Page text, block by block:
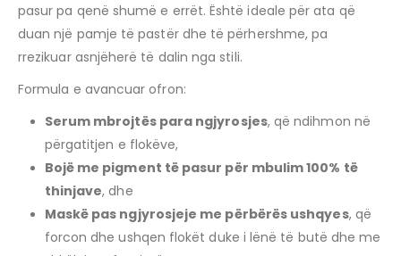
pasur pa qenë shumë e errët. Është ideale për ata që
duan një pamje të pastër dhe të përhershme, pa
rrezikuar asnjëherë të dalin nga stili.
Formula e avancuar ofron:
Serum mbrojtës para ngjyrosjes, që ndihmon në
përgatitjen e flokëve,
Bojë me pigment të pasur për mbulim 100% të
thinjave, dhe
Maskë pas ngjyrosjeje me përbërës ushqyes, që
forcon dhe ushqen flokët duke i lënë të butë dhe me